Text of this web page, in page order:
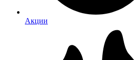
Акции